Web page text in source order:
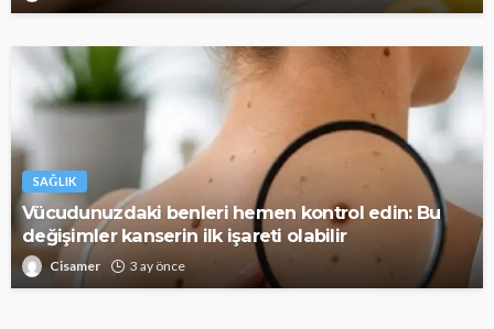
SAĞLIK
Vücudunuzdaki benleri hemen kontrol edin: Bu
değişimler kanserin ilk işareti olabilir
Cisamer 3 ay önce